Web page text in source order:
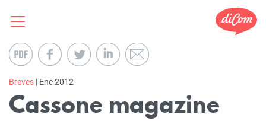
Breves | Ene 2012
Cassone magazine